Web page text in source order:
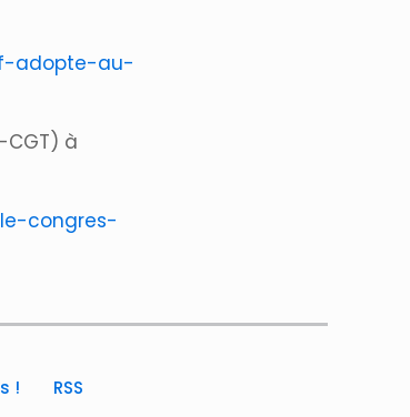
adopte-au-
à
congres-
! RSS